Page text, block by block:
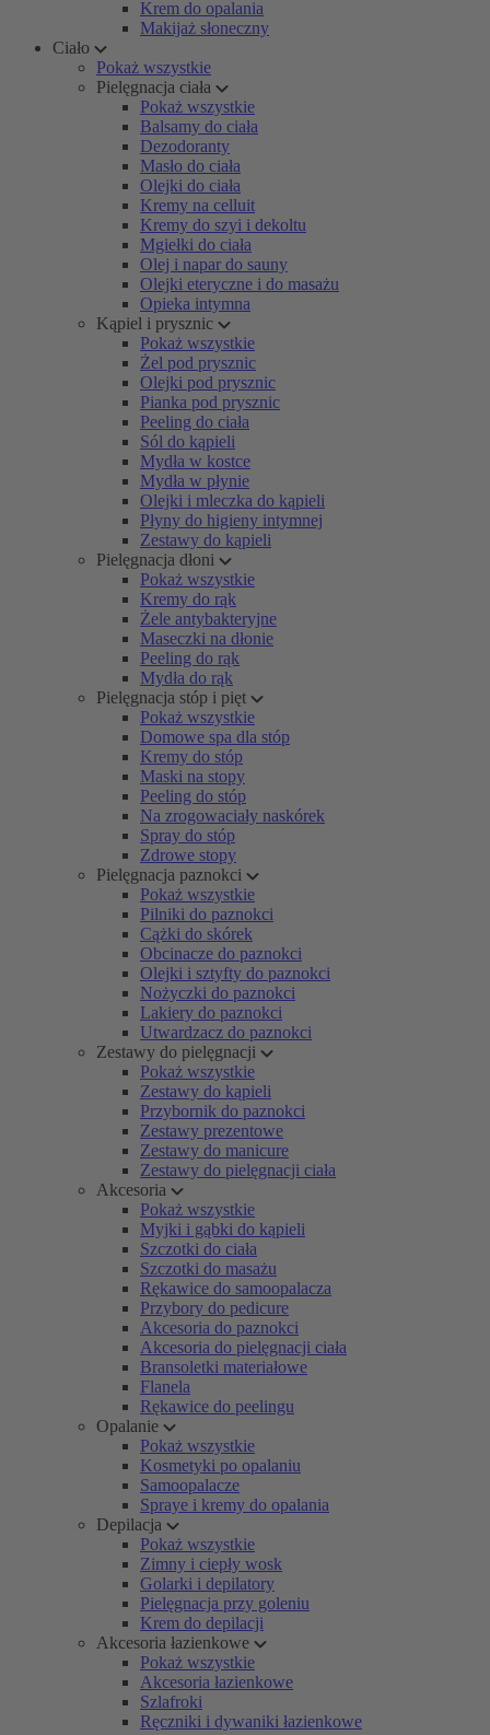
Krem do opalania
Makijaż słoneczny
Ciało
Pokaż wszystkie
Pielęgnacja ciała
Pokaż wszystkie
Balsamy do ciała
Dezodoranty
Masło do ciała
Olejki do ciała
Kremy na celluit
Kremy do szyi i dekoltu
Mgiełki do ciała
Olej i napar do sauny
Olejki eteryczne i do masażu
Opieka intymna
Kąpiel i prysznic
Pokaż wszystkie
Żel pod prysznic
Olejki pod prysznic
Pianka pod prysznic
Peeling do ciała
Sól do kąpieli
Mydła w kostce
Mydła w płynie
Olejki i mleczka do kąpieli
Płyny do higieny intymnej
Zestawy do kąpieli
Pielęgnacja dłoni
Pokaż wszystkie
Kremy do rąk
Żele antybakteryjne
Maseczki na dłonie
Peeling do rąk
Mydła do rąk
Pielęgnacja stóp i pięt
Pokaż wszystkie
Domowe spa dla stóp
Kremy do stóp
Maski na stopy
Peeling do stóp
Na zrogowaciały naskórek
Spray do stóp
Zdrowe stopy
Pielęgnacja paznokci
Pokaż wszystkie
Pilniki do paznokci
Cążki do skórek
Obcinacze do paznokci
Olejki i sztyfty do paznokci
Nożyczki do paznokci
Lakiery do paznokci
Utwardzacz do paznokci
Zestawy do pielęgnacji
Pokaż wszystkie
Zestawy do kąpieli
Przybornik do paznokci
Zestawy prezentowe
Zestawy do manicure
Zestawy do pielęgnacji ciała
Akcesoria
Pokaż wszystkie
Myjki i gąbki do kąpieli
Szczotki do ciała
Szczotki do masażu
Rękawice do samoopalacza
Przybory do pedicure
Akcesoria do paznokci
Akcesoria do pielęgnacji ciała
Bransoletki materiałowe
Flanela
Rękawice do peelingu
Opalanie
Pokaż wszystkie
Kosmetyki po opalaniu
Samoopalacze
Spraye i kremy do opalania
Depilacja
Pokaż wszystkie
Zimny i ciepły wosk
Golarki i depilatory
Pielęgnacja przy goleniu
Krem do depilacji
Akcesoria łazienkowe
Pokaż wszystkie
Akcesoria łazienkowe
Szlafroki
Ręczniki i dywaniki łazienkowe